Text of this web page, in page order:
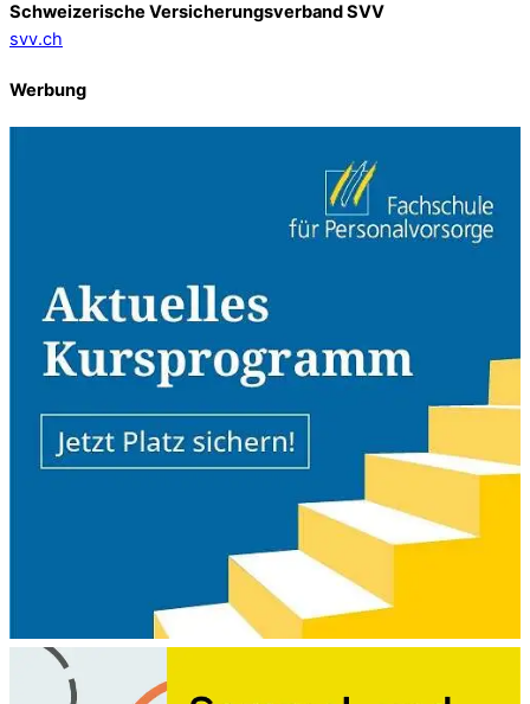
Schweizerische Versicherungsverband SVV
svv.ch
Werbung